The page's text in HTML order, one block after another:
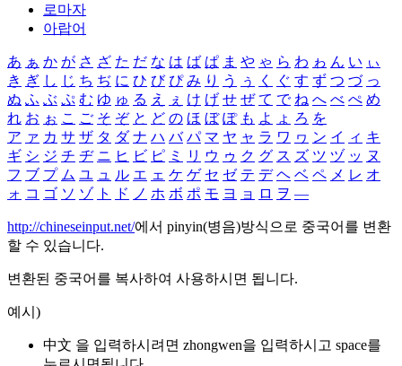
로마자
아랍어
あ ぁ か が さ ざ た だ な は ば ぱ ま や ゃ ら わ ゎ ん い ぃ
き ぎ し じ ち ぢ に ひ び ぴ み り う ぅ く ぐ す ず つ づ っ
ぬ ふ ぶ ぷ む ゆ ゅ る え ぇ け げ せ ぜ て で ね へ べ ぺ め
れ お ぉ こ ご そ ぞ と ど の ほ ぼ ぽ も よ ょ ろ を
ア ァ カ サ ザ タ ダ ナ ハ バ パ マ ヤ ャ ラ ワ ヮ ン イ ィ キ
ギ シ ジ チ ヂ ニ ヒ ビ ピ ミ リ ウ ゥ ク グ ス ズ ツ ヅ ッ ヌ
フ ブ プ ム ユ ュ ル エ ェ ケ ゲ セ ゼ テ デ ヘ ベ ペ メ レ オ
ォ コ ゴ ソ ゾ ト ド ノ ホ ボ ポ モ ヨ ョ ロ ヲ ―
http://chineseinput.net/에서 pinyin(병음)방식으로 중국어를 변환
할 수 있습니다.
변환된 중국어를 복사하여 사용하시면 됩니다.
예시)
中文 을 입력하시려면 zhongwen을 입력하시고 space를